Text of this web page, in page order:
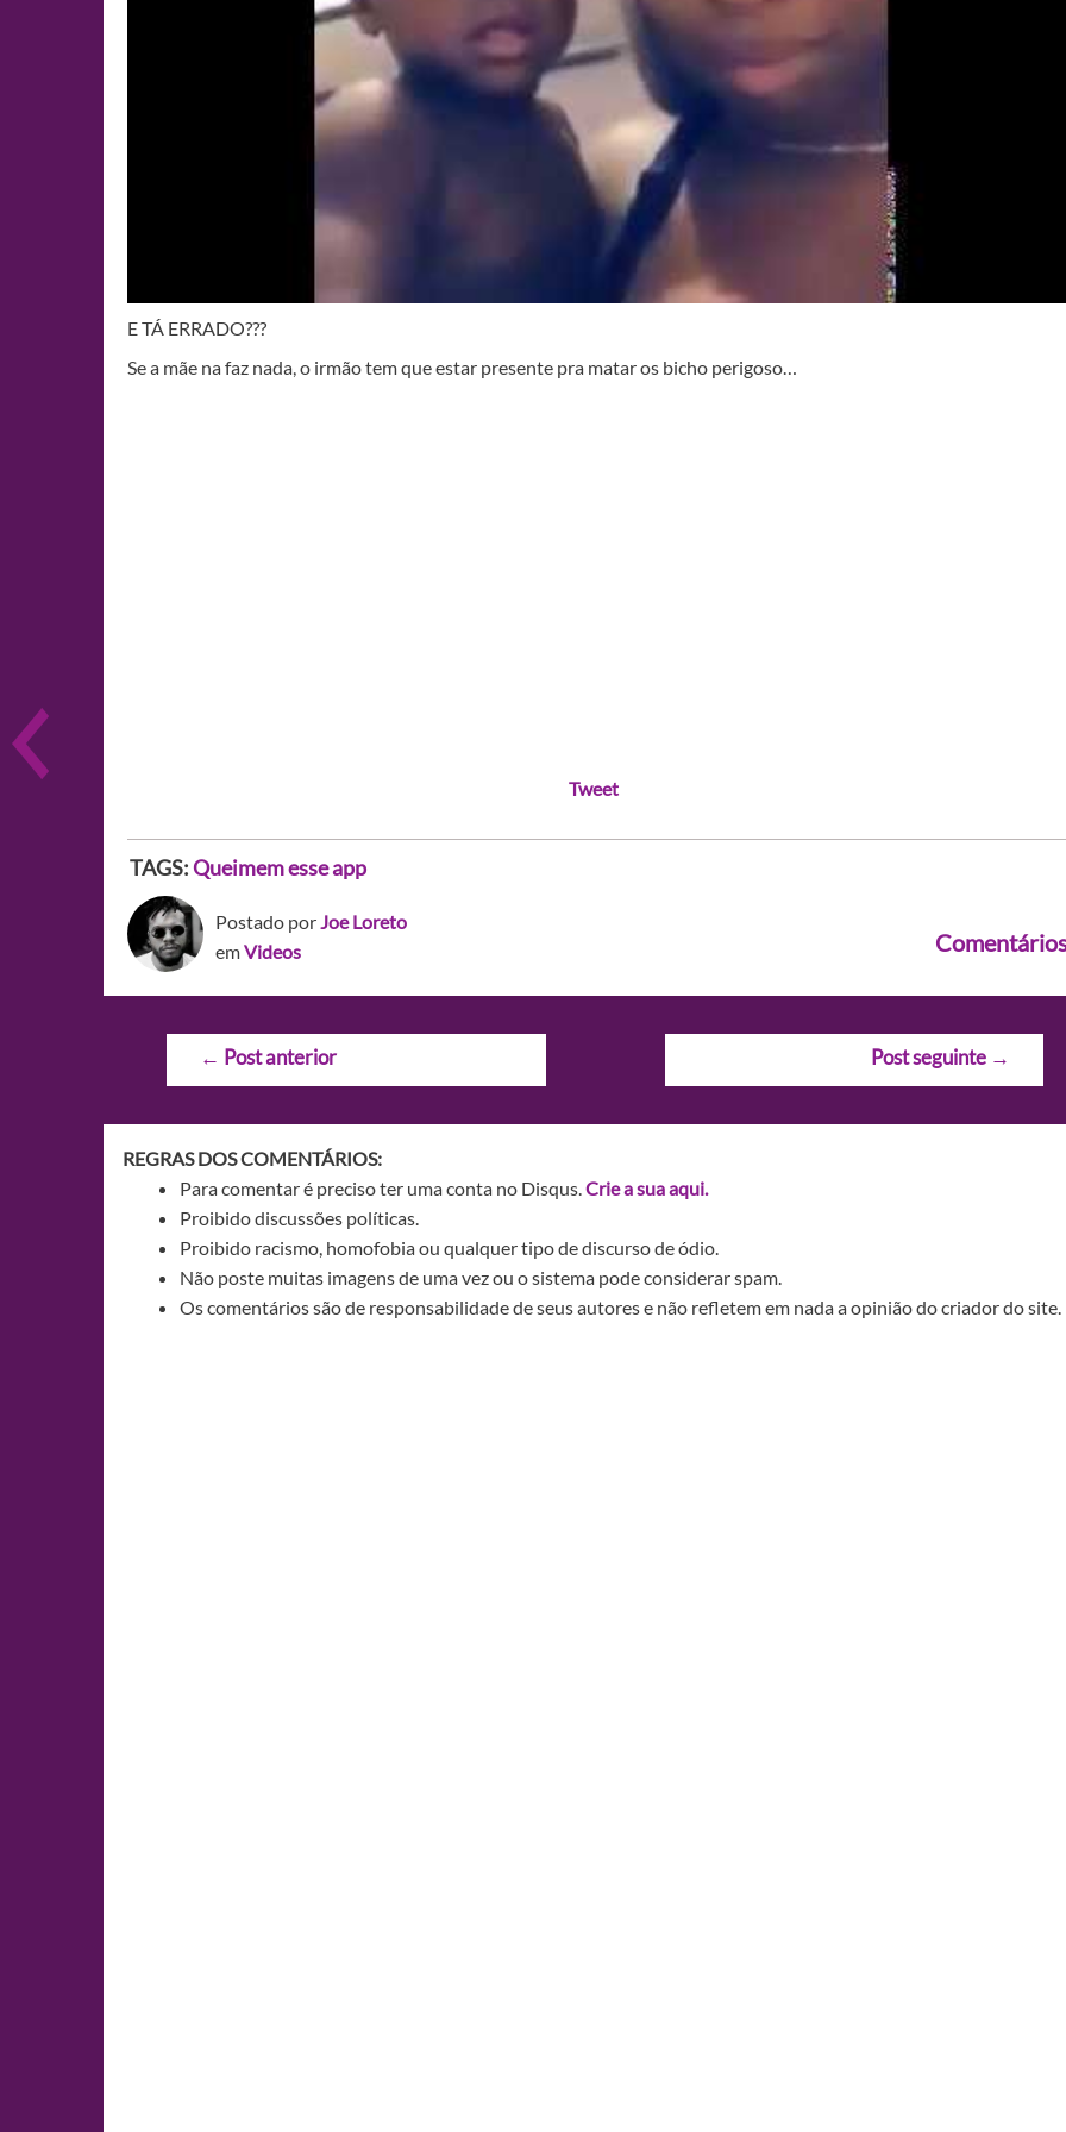
E TÁ ERRADO???
Se a mãe na faz nada, o irmão tem que estar presente pra matar os bicho perigoso…
Tweet
TAGS:Queimem esse app
Postado porJoe Loreto
emVideos
Navegação
← Post anterior Post seguinte →
REGRAS DOS COMENTÁRIOS:
Para comentar é preciso ter uma conta no Disqus.Crie a sua aqui.
Proibido discussões políticas.
Proibido racismo, homofobia ou qualquer tipo de discurso de ódio.
Não poste muitas imagens de uma vez ou o sistema pode considerar spam.
Os comentários são de responsabilidade de seus autores e não refletem em nada a opinião do criador do site.